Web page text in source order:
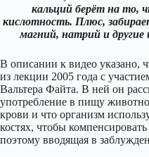
кальций берёт на то,
кислотность. Плюс,
магний, натрий и
В описании к видео указано,
из лекции 2005 года с
Вальтера Файта. В ней он
употребление в пищу
крови и что организм
костях, чтобы
поэтому вводящая в